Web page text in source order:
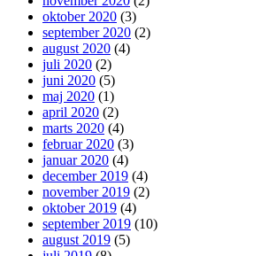
oktober 2020 (3)
september 2020 (2)
august 2020 (4)
juli 2020 (2)
juni 2020 (5)
maj 2020 (1)
april 2020 (2)
marts 2020 (4)
februar 2020 (3)
januar 2020 (4)
december 2019 (4)
november 2019 (2)
oktober 2019 (4)
september 2019 (10)
august 2019 (5)